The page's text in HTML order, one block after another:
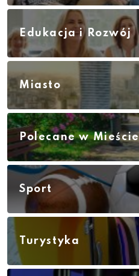
Edukacja i Rozwój
Miasto
Polecane w Mieście
Sport
Turystyka